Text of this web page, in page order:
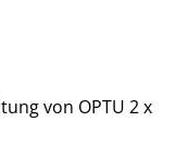
von OPTU 2 x